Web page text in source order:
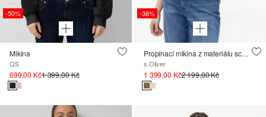
-50%
Mikina
QS
699,00 Kč1 399,00 Kč
-36%
Propínací mikina z materiálu scuba s širokými 3/4 rukávy
s.Oliver
1 399,00 Kč2 199,00 Kč